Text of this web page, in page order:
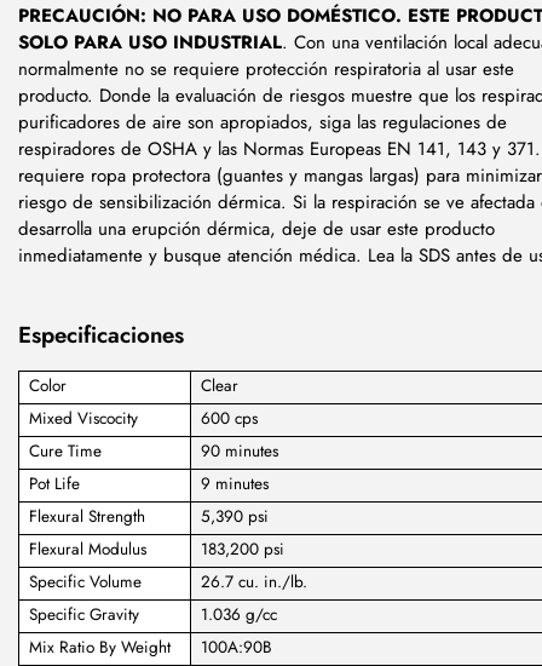
PRECAUCIÓN: NO PARA USO DOMÉSTICO. ESTE
SOLO PARA USO INDUSTRIAL. Con una ventilación local
normalmente no se requiere protección respiratoria al usar este
producto. Donde la evaluación de riesgos muestre que los
purificadores de aire son apropiados, siga las regulaciones de
respiradores de OSHA y las Normas Europeas EN 141, 143 y
requiere ropa protectora (guantes y mangas largas) para
riesgo de sensibilización dérmica. Si la respiración se ve afectada
desarrolla una erupción dérmica, deje de usar este producto
inmediatamente y busque atención médica. Lea la SDS antes de
Especificaciones
Color
Clear
Mixed Viscocity
600 cps
Cure Time
90 minutes
Pot Life
9 minutes
Flexural Strength
5,390 psi
Flexural Modulus
183,200 psi
Specific Volume
26.7 cu. in./lb.
Specific Gravity
1.036 g/cc
Mix Ratio By Weight
100A:90B